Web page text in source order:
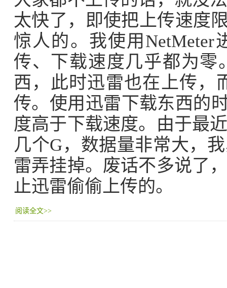
太快了，即使把上传速度
惊人的。我使用
传、下载速度几乎都为零
西，此时迅雷也在上传，
传。使用迅雷下载东西的
度高于下载速度。由于最
几个G，数据量非常大，
雷弄挂掉。废话不多说了
止迅雷偷偷上传的。
阅读全文>>